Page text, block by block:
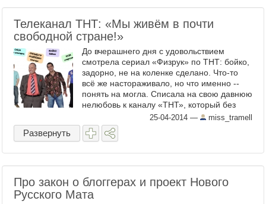
Телеканал ТНТ: «Мы живём в почти
свободной стране!»
До вчерашнего дня с удовольствием
смотрела сериал «Физрук» по ТНТ: бойко,
задорно, не на коленке сделано. Что-то
всё же настораживало, но что именно --
понять на могла. Списала на свою давнюю
нелюбовь к каналу «ТНТ», который без
зазрения совести одебиливает нашу
молодёжь: «Дом 2», ...
25-04-2014 — miss_tramell
Развернуть
Про закон о блоггерах и проект Нового
Русского Мата